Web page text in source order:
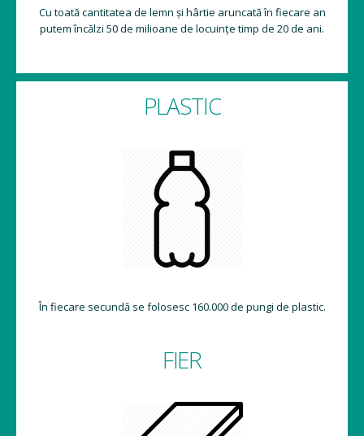
Cu toată cantitatea de lemn și hârtie aruncată în fiecare an
putem încălzi 50 de milioane de locuințe timp de 20 de ani.
PLASTIC
În fiecare secundă se folosesc 160.000 de pungi de plastic.
FIER